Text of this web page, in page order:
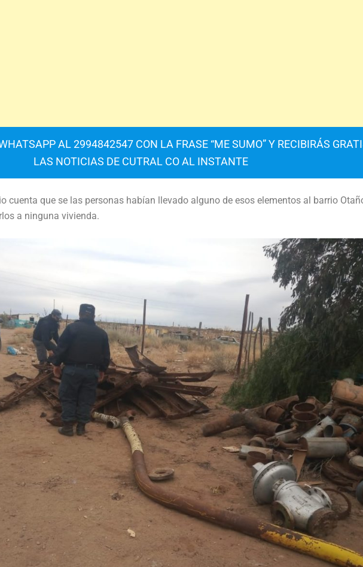
AL 2994842547 CON LA FRASE “ME SUMO” Y RECIBIRÁS
LAS NOTICIAS DE CUTRAL CO AL INSTANTE
cuenta que se las personas habían llevado alguno de esos elementos al barrio
a ninguna vivienda.